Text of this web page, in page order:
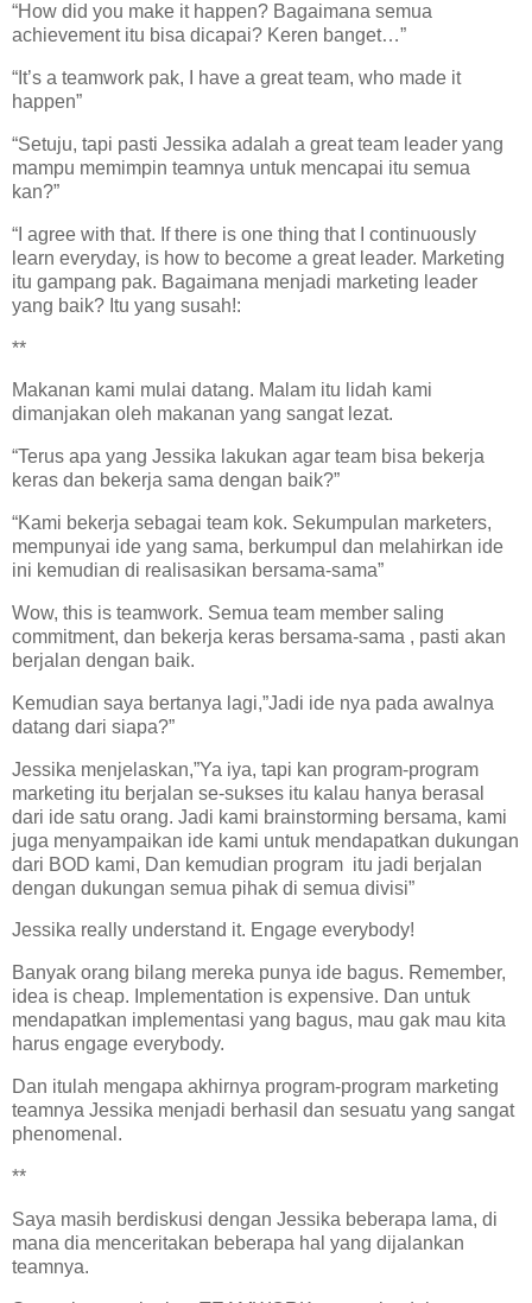
“How did you make it happen? Bagaimana semua
achievement itu bisa dicapai? Keren banget…”
“It’s a teamwork pak, I have a great team, who made it
happen”
“Setuju, tapi pasti Jessika adalah a great team leader yang
mampu memimpin teamnya untuk mencapai itu semua
kan?”
“I agree with that. If there is one thing that I continuously
learn everyday, is how to become a great leader. Marketing
itu gampang pak. Bagaimana menjadi marketing leader
yang baik? Itu yang susah!:
**
Makanan kami mulai datang. Malam itu lidah kami
dimanjakan oleh makanan yang sangat lezat.
“Terus apa yang Jessika lakukan agar team bisa bekerja
keras dan bekerja sama dengan baik?”
“Kami bekerja sebagai team kok. Sekumpulan marketers,
mempunyai ide yang sama, berkumpul dan melahirkan ide
ini kemudian di realisasikan bersama-sama”
Wow, this is teamwork. Semua team member saling
commitment, dan bekerja keras bersama-sama , pasti akan
berjalan dengan baik.
Kemudian saya bertanya lagi,”Jadi ide nya pada awalnya
datang dari siapa?”
Jessika menjelaskan,”Ya iya, tapi kan program-program
marketing itu berjalan se-sukses itu kalau hanya berasal
dari ide satu orang. Jadi kami brainstorming bersama, kami
juga menyampaikan ide kami untuk mendapatkan dukungan
dari BOD kami, Dan kemudian program itu jadi berjalan
dengan dukungan semua pihak di semua divisi”
Jessika really understand it. Engage everybody!
Banyak orang bilang mereka punya ide bagus. Remember,
idea is cheap. Implementation is expensive. Dan untuk
mendapatkan implementasi yang bagus, mau gak mau kita
harus engage everybody.
Dan itulah mengapa akhirnya program-program marketing
teamnya Jessika menjadi berhasil dan sesuatu yang sangat
phenomenal.
**
Saya masih berdiskusi dengan Jessika beberapa lama, di
mana dia menceritakan beberapa hal yang dijalankan
teamnya.